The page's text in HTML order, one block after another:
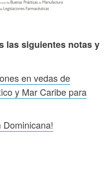
las siguientes notas y
en vedas de
y Mar Caribe para
Dominicana!